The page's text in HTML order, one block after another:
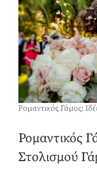
Ρομαντικός Γάμος:
Ρομαντικός
Στολισμού